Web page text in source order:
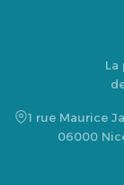
La
1 rue Maurice
06000